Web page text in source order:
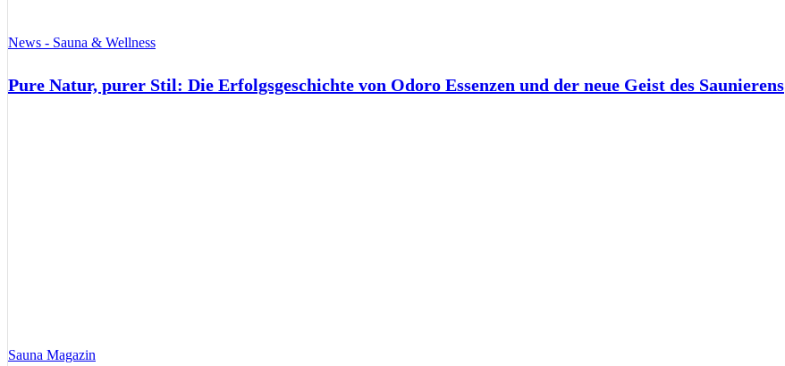
News - Sauna & Wellness
Pure Natur, purer Stil: Die Erfolgsgeschichte von Odoro Essenzen und der neue Geist des Saunierens
Sauna Magazin